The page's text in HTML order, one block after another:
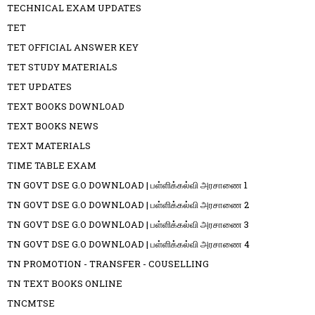
TECHNICAL EXAM UPDATES
TET
TET OFFICIAL ANSWER KEY
TET STUDY MATERIALS
TET UPDATES
TEXT BOOKS DOWNLOAD
TEXT BOOKS NEWS
TEXT MATERIALS
TIME TABLE EXAM
TN GOVT DSE G.O DOWNLOAD | பள்ளிக்கல்வி அரசாணை 1
TN GOVT DSE G.O DOWNLOAD | பள்ளிக்கல்வி அரசாணை 2
TN GOVT DSE G.O DOWNLOAD | பள்ளிக்கல்வி அரசாணை 3
TN GOVT DSE G.O DOWNLOAD | பள்ளிக்கல்வி அரசாணை 4
TN PROMOTION - TRANSFER - COUSELLING
TN TEXT BOOKS ONLINE
TNCMTSE